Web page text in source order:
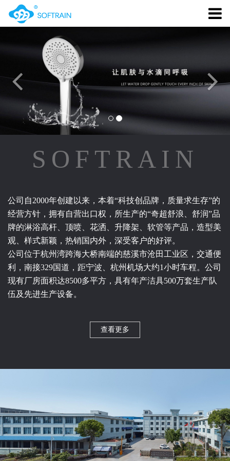
Previous
SOFTRAIN
公司自2000年创建以来，本着“科技创品牌，质量求生存”的
经营方针，拥有自营出口权，所生产的“奇超舒浪、舒润”品
牌的淋浴高杆、顶喷、花洒、升降架、软管等产品，造型美
观、样式新颖，热销国内外，深受客户的好评。
公司位于杭州湾跨海大桥南端的慈溪市沧田工业区，交通便
利，南接329国道，距宁波、杭州机场大约1小时车程。公司
现有厂房面积达8500多平方，具有年产洁具500万套生产队
伍及先进生产设备。
查看更多